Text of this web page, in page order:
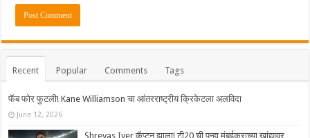
Recent Popular Comments Tags
फॅब फोर फुटली! Kane Williamson चा आंतरराष्ट्रीय क्रिकेटला अलविदा
June 12, 2026
Shreyas Iyer कॅप्टन झाला! टी20 ची पुन्हा मुंबईकराच्या खांद्यावर,